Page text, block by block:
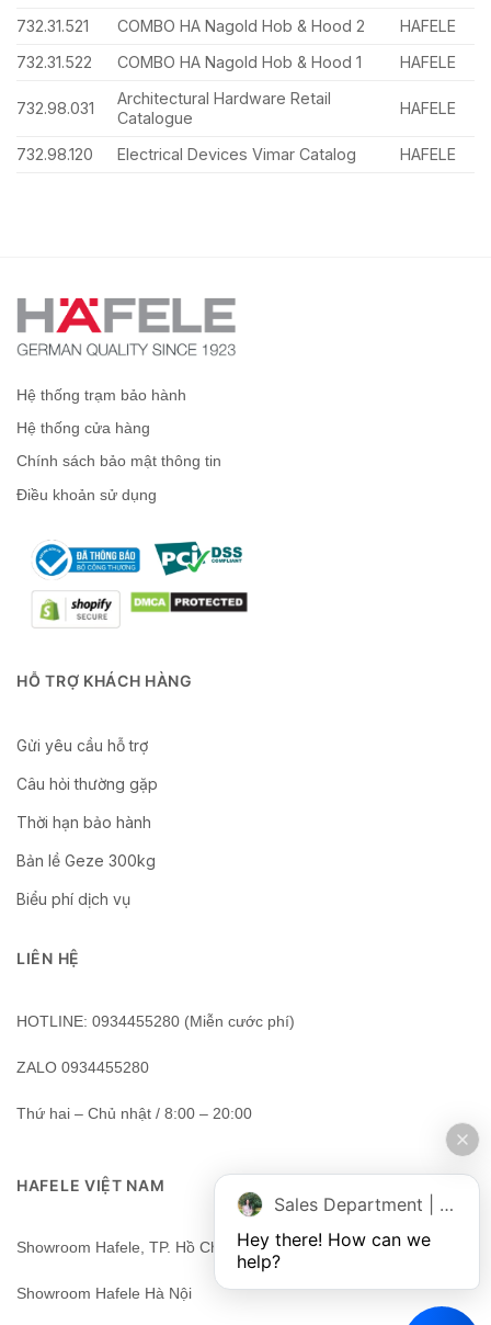
732.31.521
COMBO HA Nagold Hob & Hood 2
HAFELE
732.31.522
COMBO HA Nagold Hob & Hood 1 HAFELE
732.98.031
Architectural Hardware Retail
Catalogue
HAFELE
732.98.120 Electrical Devices Vimar Catalog HAFELE
Hệ thống trạm bảo hành
Hệ thống cửa hàng
Chính sách bảo mật thông tin
Điều khoản sử dụng
HỖ TRỢ KHÁCH HÀNG
Gửi yêu cầu hỗ trợ
Câu hỏi thường gặp
Thời hạn bảo hành
Bản lề Geze 300kg
Biểu phí dịch vụ
LIÊN HỆ
HOTLINE: 0934455280 (Miễn cước phí)
ZALO 0934455280
Thứ hai – Chủ nhật / 8:00 – 20:00
HAFELE VIỆT NAM
Showroom Hafele, TP. Hồ Chí Minh, Việt Nam
Showroom Hafele Hà Nội
Sales Department | Chat online
Hey there! How can we
help?